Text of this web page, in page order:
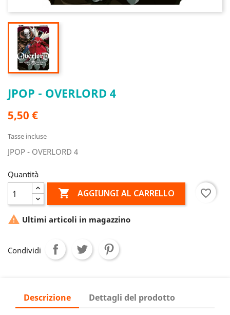
JPOP - OVERLORD 4
5,50 €
Tasse incluse
JPOP - OVERLORD 4
Quantità
 AGGIUNGI AL CARRELLO favorite_border
 Ultimi articoli in magazzino
Condividi
Descrizione Dettagli del prodotto